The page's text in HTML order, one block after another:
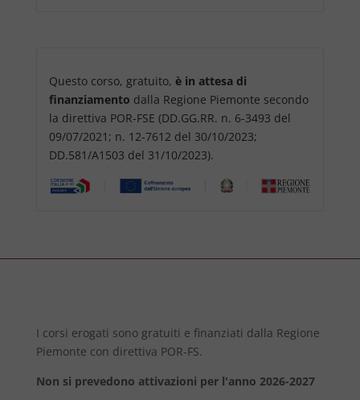
Questo corso, gratuito, è in attesa di
finanziamento dalla Regione Piemonte secondo
la direttiva POR-FSE (DD.GG.RR. n. 6-3493 del
09/07/2021; n. 12-7612 del 30/10/2023;
DD.581/A1503 del 31/10/2023).
I corsi erogati sono gratuiti e finanziati dalla Regione
Piemonte con direttiva POR-FS.
Non si prevedono attivazioni per l'anno 2026-2027